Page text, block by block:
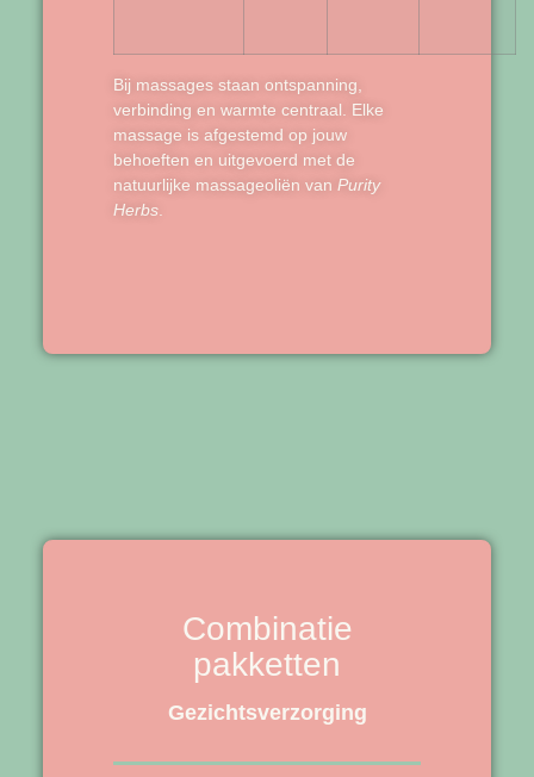
Bij massages staan ontspanning,
verbinding en warmte centraal. Elke
massage is afgestemd op jouw
behoeften en uitgevoerd met de
natuurlijke massageoliën vanPurity
Herbs
Combinatie
pakketten
Gezichtsverzorging